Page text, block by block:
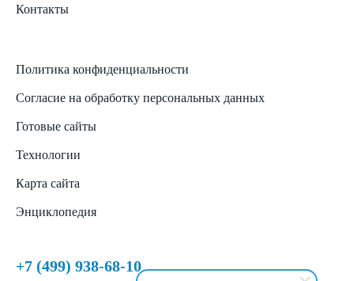
Контакты
Политика конфиденциальности
Согласие на обработку персональных данных
Готовые сайты
Технологии
Карта сайта
Энциклопедия
+7 (499) 938-68-10